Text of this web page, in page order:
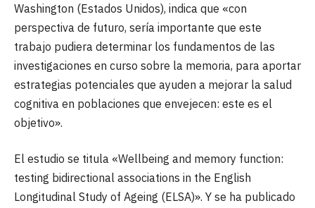
Washington (Estados Unidos), indica que «con
perspectiva de futuro, sería importante que este
trabajo pudiera determinar los fundamentos de las
investigaciones en curso sobre la memoria, para aportar
estrategias potenciales que ayuden a mejorar la salud
cognitiva en poblaciones que envejecen: este es el
objetivo».
El estudio se titula «Wellbeing and memory function:
testing bidirectional associations in the English
Longitudinal Study of Ageing (ELSA)». Y se ha publicado